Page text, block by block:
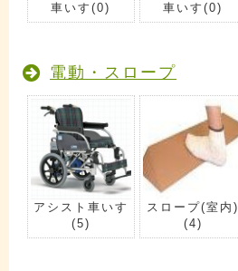
車いす(0)
車いす(0)
電動・スロープ
アシスト車いす
(5)
スロープ(室内)
(4)